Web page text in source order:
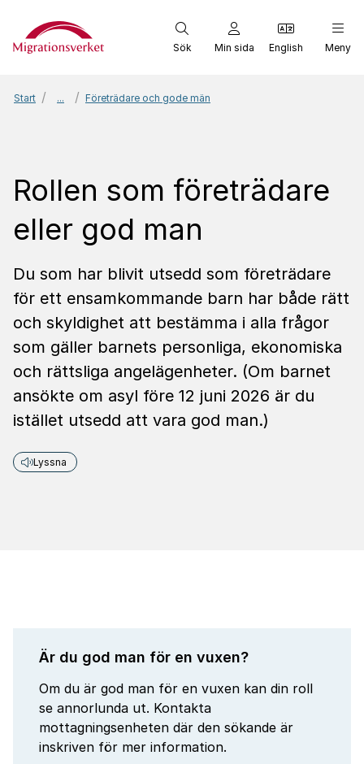
Start
Sök Min sida English Meny
Start ... Företrädare och gode män
Rollen som företrädare
eller god man
Du som har blivit utsedd som företrädare
för ett ensamkommande barn har både rätt
och skyldighet att bestämma i alla frågor
som gäller barnets personliga, ekonomiska
och rättsliga angelägenheter. (Om barnet
ansökte om asyl före 12 juni 2026 är du
istället utsedd att vara god man.)
Lyssna
Är du god man för en vuxen?
Om du är god man för en vuxen kan din roll
se annorlunda ut. Kontakta
mottagningsenheten där den sökande är
inskriven för mer information.